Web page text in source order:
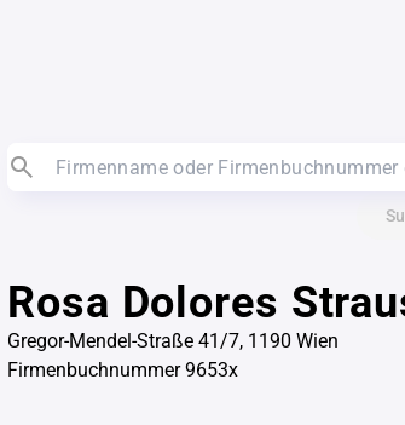
Rosa Dolores
Gregor-Mendel-Straße 41/7, 1190 Wien
Firmenbuchnummer 9653x